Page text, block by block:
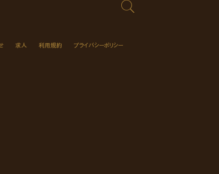
求人 利用規約 プライバシーポリシー